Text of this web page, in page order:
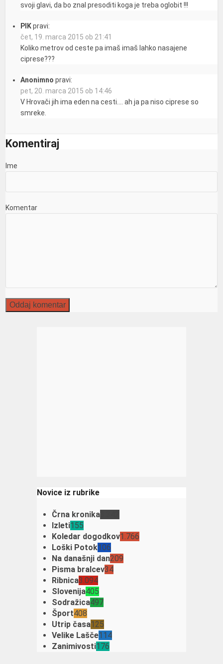
svoji glavi, da bo znal presoditi koga je treba oglobit !!!
PIK pravi:
čet, 19. marca 2015 ob 21:41
Koliko metrov od ceste pa imaš imaš lahko nasajene
ciprese???
Anonimno pravi:
pet, 20. marca 2015 ob 14:46
V Hrovači jih ima eden na cesti…. ah ja pa niso ciprese so
smreke.
Komentiraj
Ime
Komentar
Novice iz rubrike
Črna kronika
Izleti155
Koledar dogodkov1.766
Loški Potok106
Na današnji dan209
Pisma bralcev34
Ribnica3.094
Slovenija405
Sodražica497
Šport408
Utrip časa125
Velike Lašče114
Zanimivosti176